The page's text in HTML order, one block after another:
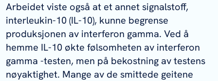
Arbeidet viste også at et annet signalstoff,
interleukin-10 (IL-10), kunne begrense
produksjonen av interferon gamma. Ved å
hemme IL-10 økte følsomheten av interferon
gamma -testen, men på bekostning av testens
nøyaktighet. Mange av de smittede geitene